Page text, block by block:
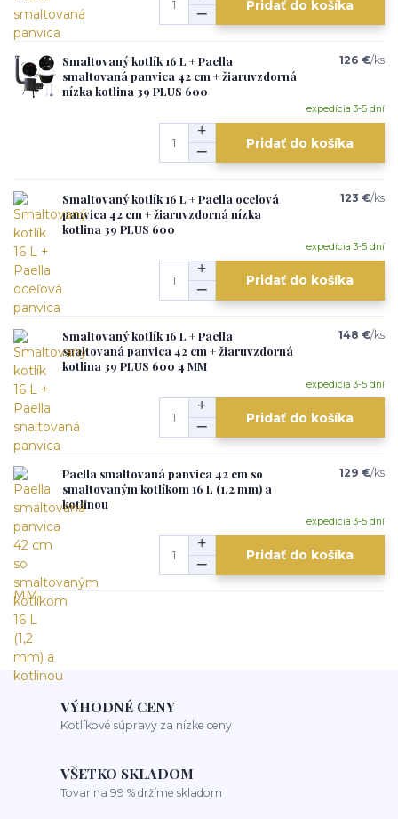
Pridať do košíka
Smaltovaný kotlík 16 L + Paella
smaltovaná panvica 42 cm + žiaruvzdorná
nízka kotlina 39 PLUS 600
126 €/ks
expedícia 3-5 dní
Pridať do košíka
Smaltovaný kotlík 16 L + Paella oceľová
panvica 42 cm + žiaruvzdorná nízka
kotlina 39 PLUS 600
123 €/ks
expedícia 3-5 dní
Pridať do košíka
Smaltovaný kotlík 16 L + Paella
snaltovaná panvica 42 cm + žiaruvzdorná
kotlina 39 PLUS 600 4 MM
148 €/ks
expedícia 3-5 dní
Pridať do košíka
Paella smaltovaná panvica 42 cm so
smaltovaným kotlíkom 16 L (1,2 mm) a
kotlinou
129 €/ks
expedícia 3-5 dní
Pridať do košíka
VÝHODNÉ CENY
Kotlíkové súpravy za nízke ceny
VŠETKO SKLADOM
Tovar na 99 % držíme skladom